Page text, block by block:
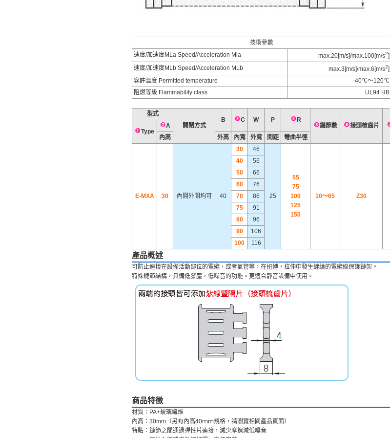
技術參數
速度/加速度MLa Speed/Acceleration Mla
max.20[m/s]/max.100[m/s2]
速度/加速度MLb Speed/Acceleration MLb
max.3[m/s]/max.6[m/s2]
容許溫度 Permitted temperature
-40℃～120℃
阻燃等級 Flammability class
UL94 HB
型式
開閉方式
B C W P
R
鏈節數
接頭梳齒片
Type
A
內高
外高 內寬 外寬 間距 彎曲半徑
E-MXA 30 內開外開均可 40
30 46
25
55
75
100
125
150
10～65 Z30
40
56
50
66
60
76
70
86
75
91
80
96
90
106
100
116
產品概述
可防止連接在設備活動部位的電纜，或者氣管等，在扭轉，拉伸中發生纏繞的電纜線保護鏈架。
特殊鏈節結構，具備低發塵，低噪音的功能。更適合靜音設備中使用。
商品特徵
材質：PA+玻璃纖維
內高：30mm（另有內高40ｍｍ規格，請瀏覽相關產品頁面）
特點：鏈節之間通過彈性片連接，減少摩擦減低噪音